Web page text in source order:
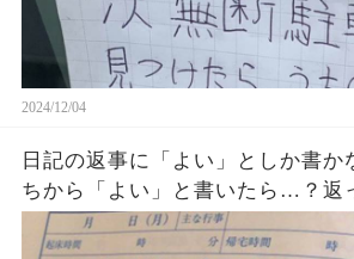
2024/12/04
日記の返事に「よい」としか書か
ちから「よい」と書いたら…？返
衝撃的すぎる